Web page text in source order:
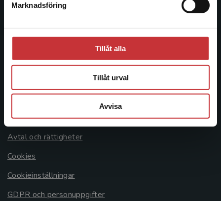
Marknadsföring
Tillåt alla
Tillåt urval
Avvisa
046-31 21 00
Systemkrav
Allmänna länkar
Om oss
Avtal och rättigheter
Cookies
Cookieinställningar
GDPR och personuppgifter